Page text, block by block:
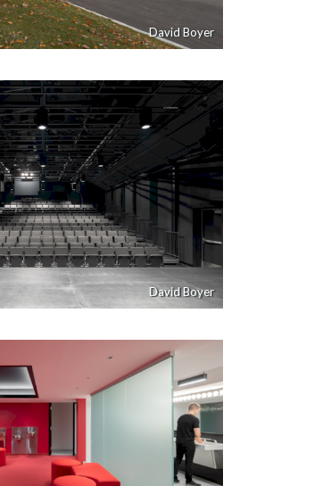
David Boyer
David Boyer